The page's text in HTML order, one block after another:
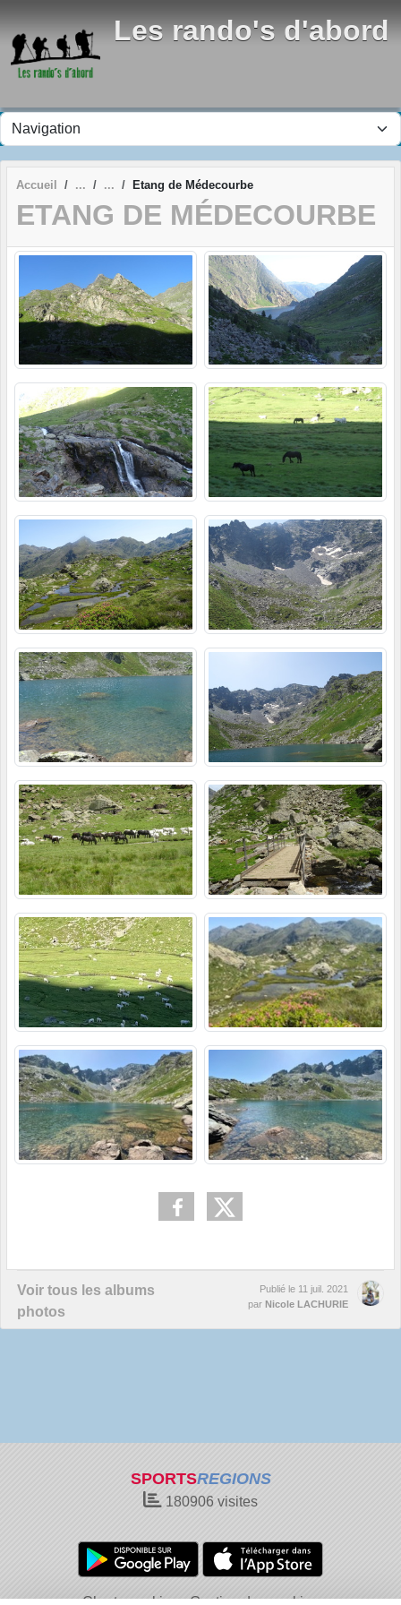
Les rando's d'abord
Accueil Etang de Médecourbe
ETANG DE MÉDECOURBE
Voir tous les albums
photos
Publié le 11 juil. 2021
par Nicole LACHURIE
SPORTSREGIONS
180906 visites
Charte cookies Gestion des cookies